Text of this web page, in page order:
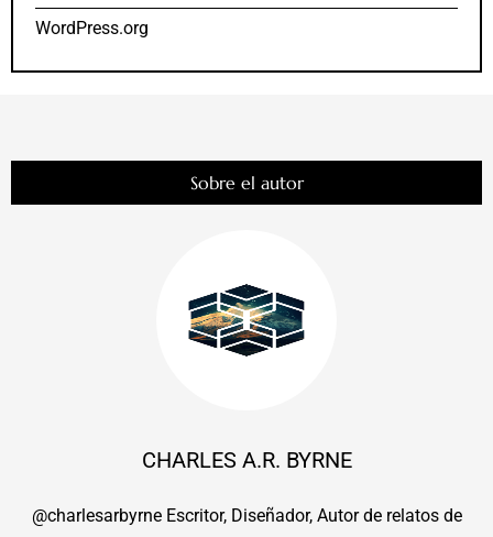
WordPress.org
Sobre el autor
CHARLES A.R. BYRNE
@charlesarbyrne Escritor, Diseñador, Autor de relatos de